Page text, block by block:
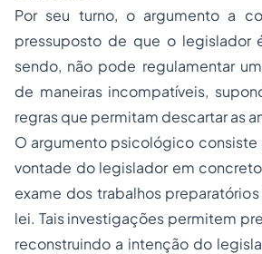
Por seu turno, o argumento a
pressuposto de que o legislador
sendo, não pode regulamentar
de maneiras incompatíveis,
regras que permitam descartar as
O argumento psicológico consiste
vontade do legislador em
exame dos trabalhos
lei. Tais investigações permitem
reconstruindo a intenção do